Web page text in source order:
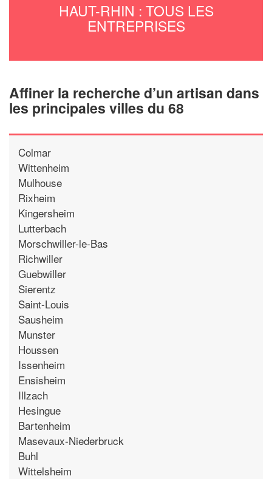
HAUT-RHIN : TOUS LES
ENTREPRISES
Affiner la recherche d’un artisan dans
les principales villes du 68
Colmar
Wittenheim
Mulhouse
Rixheim
Kingersheim
Lutterbach
Morschwiller-le-Bas
Richwiller
Guebwiller
Sierentz
Saint-Louis
Sausheim
Munster
Houssen
Issenheim
Ensisheim
Illzach
Hesingue
Bartenheim
Masevaux-Niederbruck
Buhl
Wittelsheim